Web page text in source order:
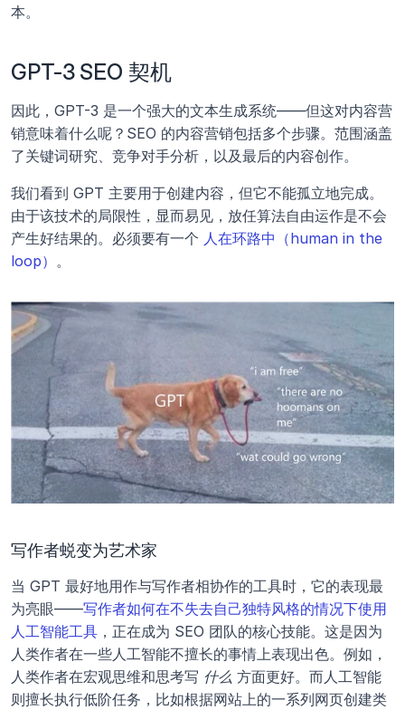
本。
GPT-3 SEO 契机
因此，GPT-3 是一个强大的文本生成系统——但这对内容营
销意味着什么呢？SEO 的内容营销包括多个步骤。范围涵盖
了关键词研究、竞争对手分析，以及最后的内容创作。
我们看到 GPT 主要用于创建内容，但它不能孤立地完成。
由于该技术的局限性，显而易见，放任算法自由运作是不会
产生好结果的。必须要有一个 人在环路中（human in the
loop） 。
写作者蜕变为艺术家
当 GPT 最好地用作与写作者相协作的工具时，它的表现最
为亮眼——写作者如何在不失去自己独特风格的情况下使用
人工智能工具 ，正在成为 SEO 团队的核心技能。这是因为
人类作者在一些人工智能不擅长的事情上表现出色。例如，
人类作者在宏观思维和思考写 什么 方面更好。而人工智能
则擅长执行低阶任务，比如根据网站上的一系列网页创建类